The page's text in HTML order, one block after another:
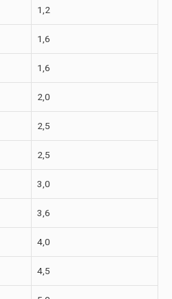
1,2
1,6
1,6
2,0
2,5
2,5
3,0
3,6
4,0
4,5